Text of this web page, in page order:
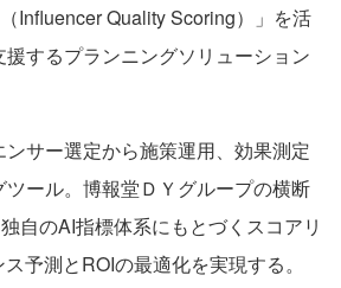
Influencer Quality Scoring）」を活
するプランニングソリューション
サー選定から施策運用、効果測定
ール。博報堂ＤＹグループの横断
自のAI指標体系にもとづくスコアリ
予測とROIの最適化を実現する。